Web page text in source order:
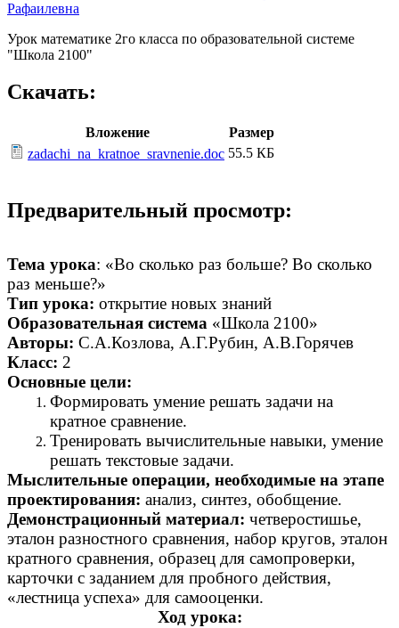
Рафаилевна
Урок математике 2го класса по образовательной системе
"Школа 2100"
Скачать:
Вложение
Размер
zadachi_na_kratnoe_sravnenie.doc 55.5 КБ
Предварительный просмотр:
Тема урока: «Во сколько раз больше? Во сколько
раз меньше?»
Тип урока: открытие новых знаний
Образовательная система «Школа 2100»
Авторы: С.А.Козлова, А.Г.Рубин, А.В.Горячев
Класс: 2
Основные цели:
Формировать умение решать задачи на
кратное сравнение.
Тренировать вычислительные навыки, умение
решать текстовые задачи.
Мыслительные операции, необходимые на этапе
проектирования: анализ, синтез, обобщение.
Демонстрационный материал: четверостишье,
эталон разностного сравнения, набор кругов, эталон
кратного сравнения, образец для самопроверки,
карточки с заданием для пробного действия,
«лестница успеха» для самооценки.
Ход урока: